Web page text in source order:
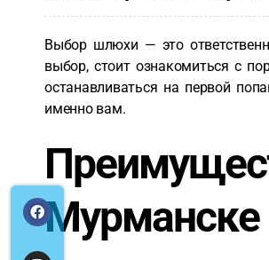
Выбор шлюхи — это
выбор, стоит ознакомиться с
останавливаться на первой
именно вам.
Мурманске